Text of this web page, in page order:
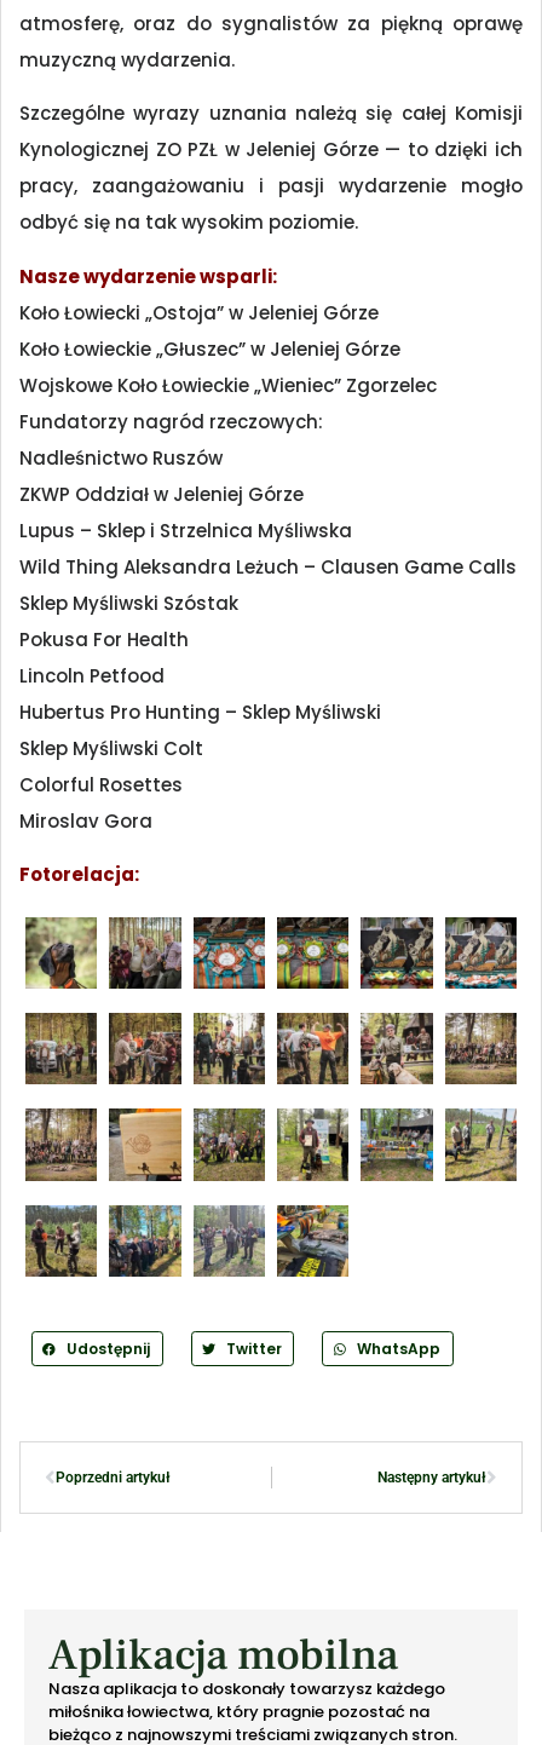
atmosferę, oraz do sygnalistów za piękną oprawę
muzyczną wydarzenia.
Szczególne wyrazy uznania należą się całej Komisji
Kynologicznej ZO PZŁ w Jeleniej Górze — to dzięki ich
pracy, zaangażowaniu i pasji wydarzenie mogło
odbyć się na tak wysokim poziomie.
Nasze wydarzenie wsparli:
Koło Łowiecki „Ostoja” w Jeleniej Górze
Koło Łowieckie „Głuszec” w Jeleniej Górze
Wojskowe Koło Łowieckie „Wieniec” Zgorzelec
Fundatorzy nagród rzeczowych:
Nadleśnictwo Ruszów
ZKWP Oddział w Jeleniej Górze
Lupus – Sklep i Strzelnica Myśliwska
Wild Thing Aleksandra Leżuch – Clausen Game Calls
Sklep Myśliwski Szóstak
Pokusa For Health
Lincoln Petfood
Hubertus Pro Hunting – Sklep Myśliwski
Sklep Myśliwski Colt
Colorful Rosettes
Miroslav Gora
Fotorelacja:
Udostępnij Twitter WhatsApp
Poprzedni artykuł Następny artykuł
Aplikacja mobilna
Nasza aplikacja to doskonały towarzysz każdego
miłośnika łowiectwa, który pragnie pozostać na
bieżąco z najnowszymi treściami związanych stron.